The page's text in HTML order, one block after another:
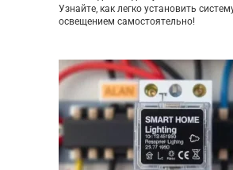
Узнайте, как легко установить
освещением самостоятельно!